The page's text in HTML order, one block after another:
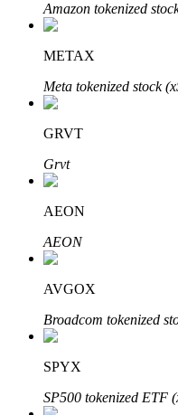
Bitrue
Partenaires Bitrue
Affiliés Bitrue
Jusqu'à 65 % de
Amazon tokenized
METAX
Meta tokenized stock
GRVT
Grvt
AEON
AEON
AVGOX
Broadcom tokenized
SPYX
SP500 tokenized ETF